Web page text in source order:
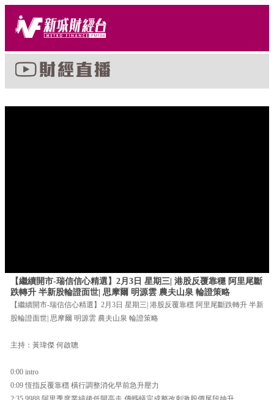
【繼續開市-瑞信信心精選】2月3日 星期三| 港股反覆靠穩 阿里尾斷
跌轉升 半新股輪證面世| 思摩爾 明源雲 農夫山泉 輪證策略
【繼續開市-瑞信信心精選】2月3日 星期三| 港股反覆靠穩 阿里尾斷跌轉升 半新
股輪證面世| 思摩爾 明源雲 農夫山泉 輪證策略
主持：黃瑋傑 何啟聰
0:00 intro
0:09 恆指反覆靠穩 橫行調整消化早前急升壓力